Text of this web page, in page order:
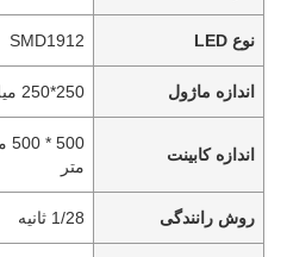
نوع LED SMD1912
اندازه ماژول 250*250 میلی متر
اندازه کابینت
متر
روش رانندگی 1/28 ثانیه